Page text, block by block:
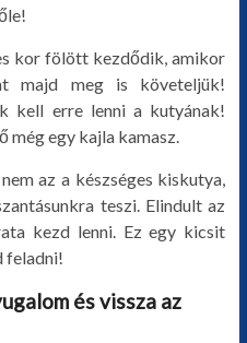
kor fölött kezdődik, amikor
majd meg is követeljük!
kell erre lenni a kutyának!
még egy kajla kamasz.
az a készséges kiskutya,
teszi. Elindult az
kezd lenni. Ez egy kicsit
feladni!
és vissza az